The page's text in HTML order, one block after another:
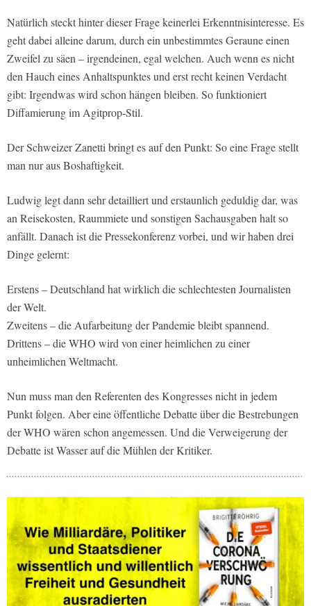
Natürlich steckt hinter dieser Frage keinerlei Erkenntnisinteresse. Es
geht dabei alleine darum, durch ein unbestimmtes Geraune einen
Zweifel zu säen – irgendeinen, egal welchen. Auch wenn es nicht
den Hauch eines Anhaltspunktes und erst recht keinen Verdacht
gibt: Irgendwas wird schon hängen bleiben. So funktioniert
Diffamierung im Agitprop-Stil.
Der Schweizer Zanetti bringt es auf den Punkt: So eine Frage stellt
man nur aus Boshaftigkeit.
Ludwig legt dann sehr detailliert und erstaunlich geduldig dar, was
an Reisekosten, Raummiete und sonstigen Sachausgaben halt so
anfällt. Danach ist die Pressekonferenz vorbei, und wir haben drei
Dinge gelernt:
Erstens – Deutschland hat wirklich die schlechtesten Journalisten
der Welt.
Zweitens – die Aufarbeitung der Pandemie bleibt spannend.
Drittens – die WHO wird von einer heimlichen zu einer
unheimlichen Weltmacht.
Nun muss man den Referenten des Kongresses nicht in jedem
Punkt folgen. Aber eine öffentliche Debatte über die Bestrebungen
der WHO wären schon angemessen. Und die Verweigerung der
Debatte ist Wasser auf die Mühlen der Kritiker.